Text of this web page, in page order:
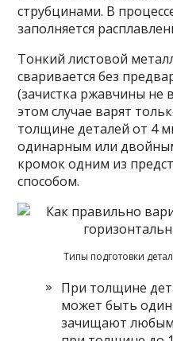
струбцинами. В
заполняется
Тонкий листовой
сваривается без
(зачистка ржавчины не
этом случае варят
толщине деталей от 4
одинарным или
кромок одним из
способом.
Типы подготовки
При толщине
может быть
зачищают любым